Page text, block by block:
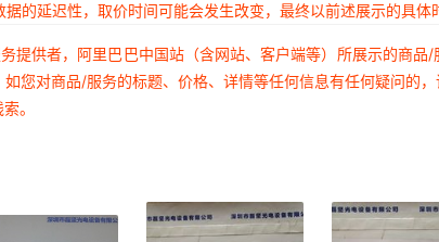
的延迟性，取价时间可能会发生改变，最终以前述展示的具体
提供者，阿里巴巴中国站（含网站、客户端等）所展示的商
您对商品/服务的标题、价格、详情等任何信息有任何疑问的
。